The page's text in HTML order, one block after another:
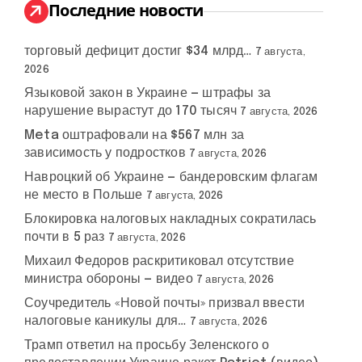
: Последние новости
торговый дефицит достиг $34 млрд… 7 августа,
2026
Языковой закон в Украине — штрафы за
нарушение вырастут до 170 тысяч 7 августа, 2026
Meta оштрафовали на $567 млн за
зависимость у подростков 7 августа, 2026
Навроцкий об Украине — бандеровским флагам
не место в Польше 7 августа, 2026
Блокировка налоговых накладных сократилась
почти в 5 раз 7 августа, 2026
Михаил Федоров раскритиковал отсутствие
министра обороны — видео 7 августа, 2026
Соучредитель «Новой почты» призвал ввести
налоговые каникулы для… 7 августа, 2026
Трамп ответил на просьбу Зеленского о